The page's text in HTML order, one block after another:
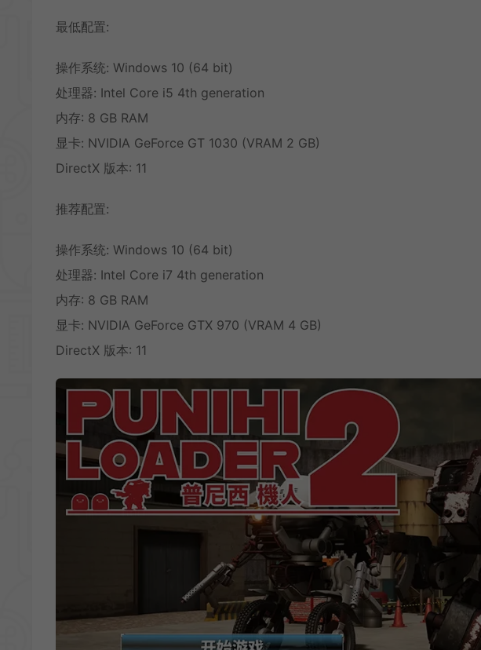
最低配置:
操作系统: Windows 10 (64 bit)
处理器: Intel Core i5 4th generation
内存: 8 GB RAM
显卡: NVIDIA GeForce GT 1030 (VRAM 2 GB)
DirectX 版本: 11
推荐配置:
操作系统: Windows 10 (64 bit)
处理器: Intel Core i7 4th generation
内存: 8 GB RAM
显卡: NVIDIA GeForce GTX 970 (VRAM 4 GB)
DirectX 版本: 11